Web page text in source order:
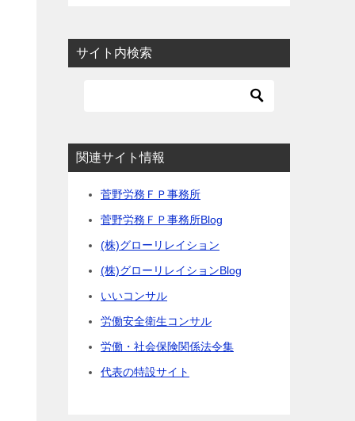
サイト内検索
関連サイト情報
菅野労務ＦＰ事務所
菅野労務ＦＰ事務所Blog
(株)グローリレイション
(株)グローリレイションBlog
いいコンサル
労働安全衛生コンサル
労働・社会保険関係法令集
代表の特設サイト